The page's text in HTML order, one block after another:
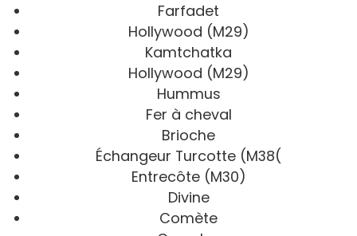
Farfadet
Hollywood (M29)
Kamtchatka
Hollywood (M29)
Hummus
Fer à cheval
Brioche
Échangeur Turcotte (M38(
Entrecôte (M30)
Divine
Comète